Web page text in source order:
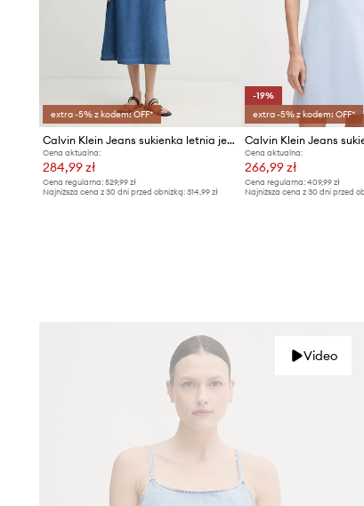
extra -5% z kodem: OFF*
Calvin Klein Jeans sukienka letnia jeansowa
Cena aktualna:
284,99 zł
Cena regularna: 529,99 zł
Najniższa cena z 30 dni przed obniżką: 314,99 zł
-19%
extra -5% z kodem: OFF*
Calvin Klein Jeans
Cena aktualna:
266,99 zł
Cena regularna:409,99 zł
Najniższa cena z 30 dni przed
Video